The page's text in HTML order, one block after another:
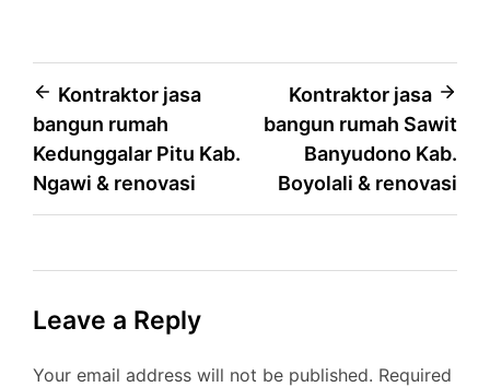
Post
navigation
Kontraktor jasa
bangun rumah
Kedunggalar Pitu Kab.
Ngawi & renovasi
Kontraktor jasa
bangun rumah Sawit
Banyudono Kab.
Boyolali & renovasi
Leave a Reply
Your email address will not be published. Required